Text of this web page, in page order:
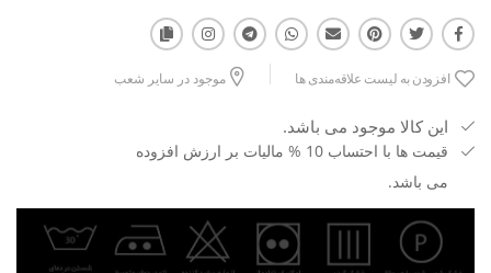
افزودن به لیست علاقه‌مندی ها موجود در سایر شعب
این کالا موجود می باشد.
قیمت ها با احتساب 10 % مالیات بر ارزش افزوده
می باشد.